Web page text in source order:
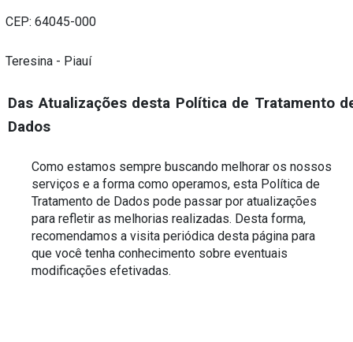
CEP: 64045-000
Teresina - Piauí
Das Atualizações desta Política de Tratamento
Dados
Como estamos sempre buscando melhorar os nossos
serviços e a forma como operamos, esta Política de
Tratamento de Dados pode passar por atualizações
para refletir as melhorias realizadas. Desta forma,
recomendamos a visita periódica desta página para
que você tenha conhecimento sobre eventuais
modificações efetivadas.